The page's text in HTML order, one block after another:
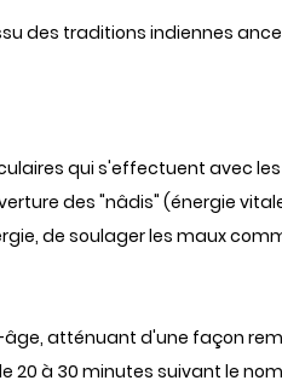
des traditions indiennes
qui s'effectuent avec
des "nâdis" (énergie
de soulager les maux
atténuant d'une façon
20 à 30 minutes suivant le